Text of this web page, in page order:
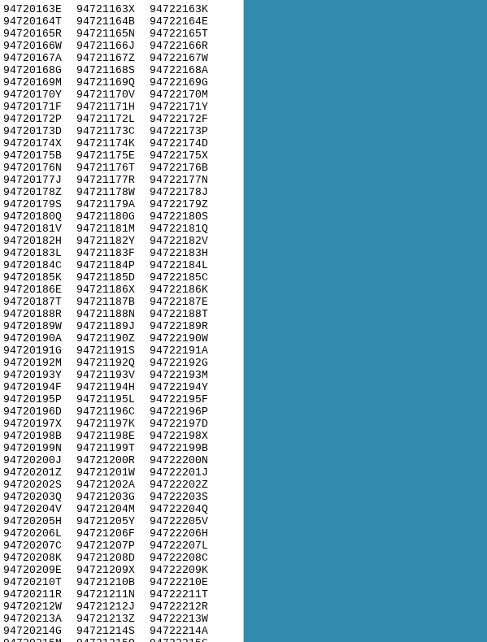
94720163E
94720164T
94720165R
94720166W
94720167A
94720168G
94720169M
94720170Y
94720171F
94720172P
94720173D
94720174X
94720175B
94720176N
94720177J
94720178Z
94720179S
94720180Q
94720181V
94720182H
94720183L
94720184C
94720185K
94720186E
94720187T
94720188R
94720189W
94720190A
94720191G
94720192M
94720193Y
94720194F
94720195P
94720196D
94720197X
94720198B
94720199N
94720200J
94720201Z
94720202S
94720203Q
94720204V
94720205H
94720206L
94720207C
94720208K
94720209E
94720210T
94720211R
94720212W
94720213A
94720214G
94721163X
94721164B
94721165N
94721166J
94721167Z
94721168S
94721169Q
94721170V
94721171H
94721172L
94721173C
94721174K
94721175E
94721176T
94721177R
94721178W
94721179A
94721180G
94721181M
94721182Y
94721183F
94721184P
94721185D
94721186X
94721187B
94721188N
94721189J
94721190Z
94721191S
94721192Q
94721193V
94721194H
94721195L
94721196C
94721197K
94721198E
94721199T
94721200R
94721201W
94721202A
94721203G
94721204M
94721205Y
94721206F
94721207P
94721208D
94721209X
94721210B
94721211N
94721212J
94721213Z
94721214S
94722163K
94722164E
94722165T
94722166R
94722167W
94722168A
94722169G
94722170M
94722171Y
94722172F
94722173P
94722174D
94722175X
94722176B
94722177N
94722178J
94722179Z
94722180S
94722181Q
94722182V
94722183H
94722184L
94722185C
94722186K
94722187E
94722188T
94722189R
94722190W
94722191A
94722192G
94722193M
94722194Y
94722195F
94722196P
94722197D
94722198X
94722199B
94722200N
94722201J
94722202Z
94722203S
94722204Q
94722205V
94722206H
94722207L
94722208C
94722209K
94722210E
94722211T
94722212R
94722213W
94722214A